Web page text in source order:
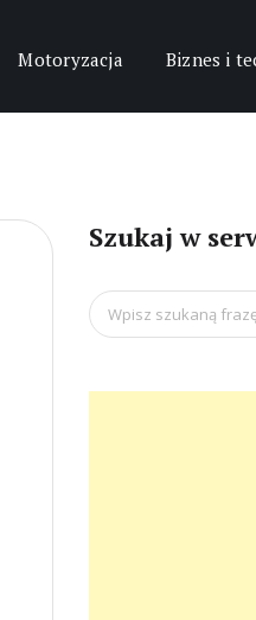
Motoryzacja Biznes i
Szukaj w
Search
for: